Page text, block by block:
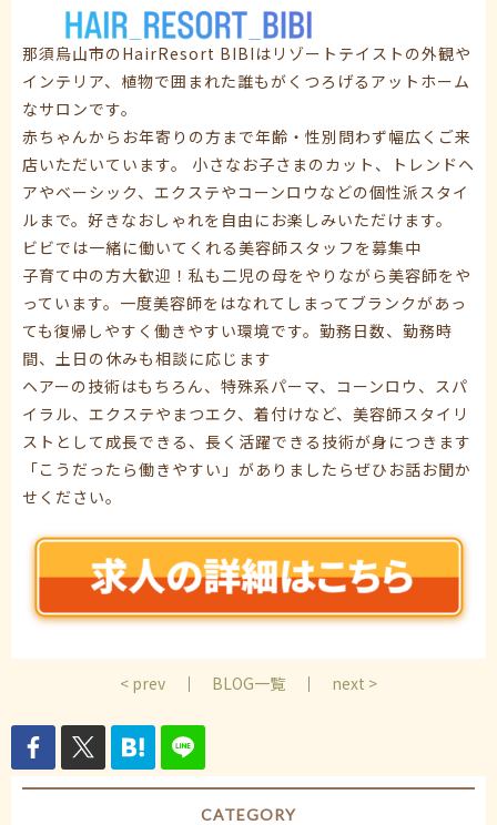
那須烏山市のHairResort BIBIはリゾートテイストの外観や
インテリア、植物で囲まれた誰もがくつろげるアットホーム
なサロンです。
赤ちゃんからお年寄りの方まで年齢・性別問わず幅広くご来
店いただいています。 小さなお子さまのカット、トレンドヘ
アやベーシック、エクステやコーンロウなどの個性派スタイ
ルまで。好きなおしゃれを自由にお楽しみいただけます。
ビビでは一緒に働いてくれる美容師スタッフを募集中
子育て中の方大歓迎！私も二児の母をやりながら美容師をや
っています。一度美容師をはなれてしまってブランクがあっ
ても復帰しやすく働きやすい環境です。勤務日数、勤務時
間、土日の休みも相談に応じます
ヘアーの技術はもちろん、特殊系パーマ、コーンロウ、スパ
イラル、エクステやまつエク、着付けなど、美容師スタイリ
ストとして成長できる、長く活躍できる技術が身につきます
「こうだったら働きやすい」がありましたらぜひお話お聞か
せください。
< prev ｜ BLOG一覧 ｜ next >
CATEGORY